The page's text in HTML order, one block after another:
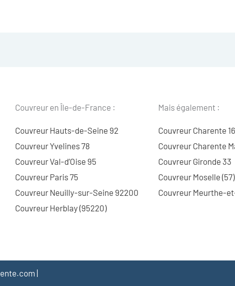
Couvreur en Île-de-France :
Couvreur Hauts-de-Seine 92
Couvreur Yvelines 78
Couvreur Val-d’Oise 95
Couvreur Paris 75
Couvreur Neuilly-sur-Seine 92200
Couvreur Herblay (95220)
Mais également :
Couvreur Charente 16
Couvreur Charente
Couvreur Gironde 33
Couvreur Moselle (57)
Couvreur Meurthe-
|